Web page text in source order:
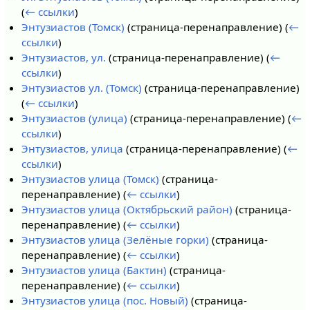
(← ссылки)
Энтузиастов (Томск) (страница-перенаправление)(←
ссылки)
Энтузиастов, ул. (страница-перенаправление)(←
ссылки)
Энтузиастов ул. (Томск) (страница-перенаправление)
(← ссылки)
Энтузиастов (улица) (страница-перенаправление)(←
ссылки)
Энтузиастов, улица (страница-перенаправление)(←
ссылки)
Энтузиастов улица (Томск) (страница-
перенаправление)(← ссылки)
Энтузиастов улица (Октябрьский район) (страница-
перенаправление)(← ссылки)
Энтузиастов улица (Зелёные горки) (страница-
перенаправление)(← ссылки)
Энтузиастов улица (Бактин) (страница-
перенаправление)(← ссылки)
Энтузиастов улица (пос. Новый) (страница-